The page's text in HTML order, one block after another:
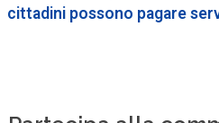
cittadini possono pagare